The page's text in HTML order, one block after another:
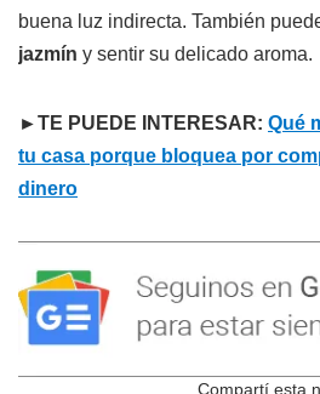
buena luz indirecta. También
jazmín y sentir su delicado aroma.
►TE PUEDE INTERESAR: Qué
tu casa porque bloquea por
dinero